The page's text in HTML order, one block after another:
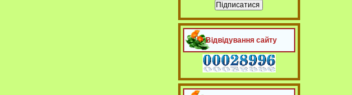
Відвідування сайту